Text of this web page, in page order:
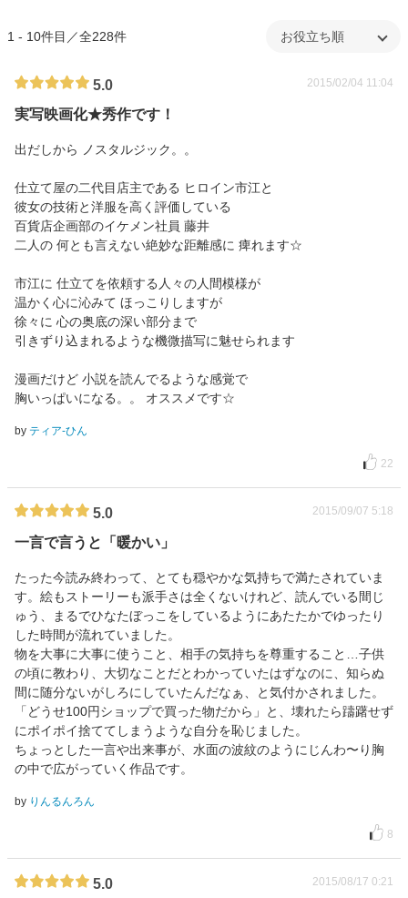
1 - 10件目／全228件
5.0 2015/02/04 11:04
実写映画化★秀作です！
出だしから ノスタルジック。。
仕立て屋の二代目店主である ヒロイン市江と
彼女の技術と洋服を高く評価している
百貨店企画部のイケメン社員 藤井
二人の 何とも言えない絶妙な距離感に 痺れます☆
市江に 仕立てを依頼する人々の人間模様が
温かく心に沁みて ほっこりしますが
徐々に 心の奥底の深い部分まで
引きずり込まれるような機微描写に魅せられます
漫画だけど 小説を読んでるような感覚で
胸いっぱいになる。。 オススメです☆
by ティア-ひん
22
5.0 2015/09/07 5:18
一言で言うと「暖かい」
たった今読み終わって、とても穏やかな気持ちで満たされていま
す。絵もストーリーも派手さは全くないけれど、読んでいる間じ
ゅう、まるでひなたぼっこをしているようにあたたかでゆったり
した時間が流れていました。
物を大事に大事に使うこと、相手の気持ちを尊重すること…子供
の頃に教わり、大切なことだとわかっていたはずなのに、知らぬ
間に随分ないがしろにしていたんだなぁ、と気付かされました。
「どうせ100円ショップで買った物だから」と、壊れたら躊躇せず
にポイポイ捨ててしまうような自分を恥じました。
ちょっとした一言や出来事が、水面の波紋のようにじんわ〜り胸
の中で広がっていく作品です。
by りんるんろん
8
5.0 2015/08/17 0:21